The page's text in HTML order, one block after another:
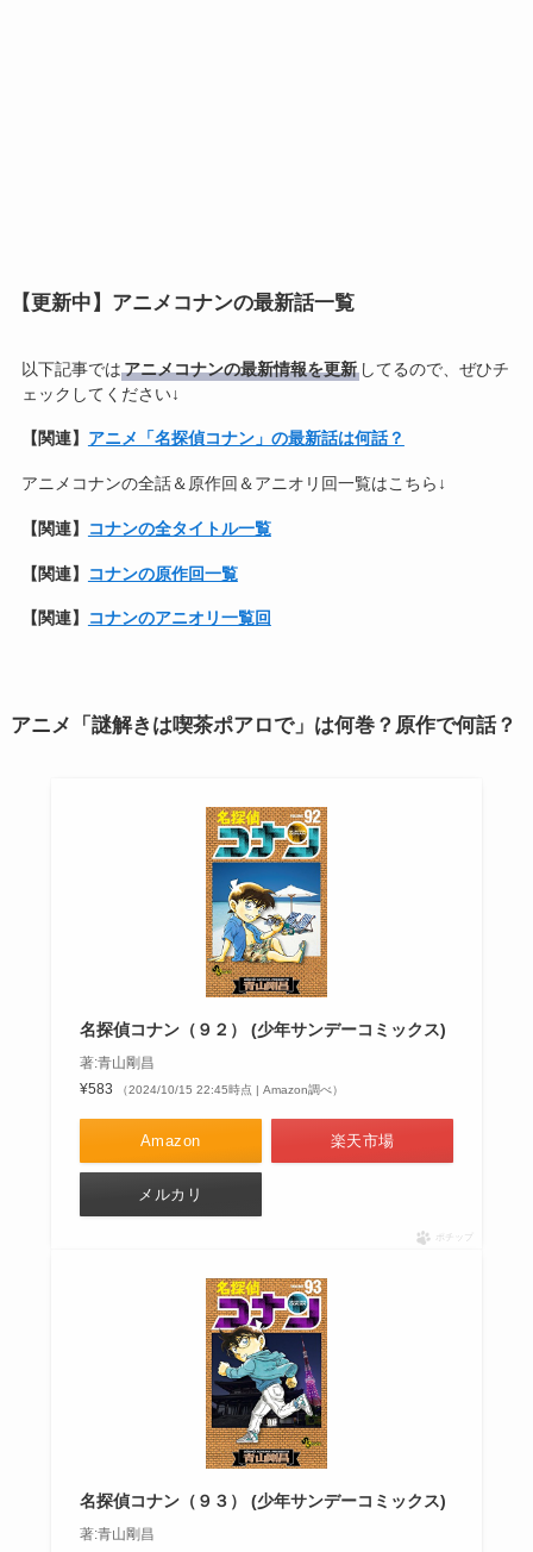
【更新中】アニメコナンの最新話一覧
以下記事ではアニメコナンの最新情報を更新してるので、ぜひチ
ェックしてください↓
【関連】 アニメ「名探偵コナン」の最新話は何話？
アニメコナンの全話＆原作回＆アニオリ回一覧はこちら↓
【関連】 コナンの全タイトル一覧
【関連】 コナンの原作回一覧
【関連】 コナンのアニオリ一覧回
アニメ「謎解きは喫茶ポアロで」は何巻？原作で何話？
名探偵コナン（９２） (少年サンデーコミックス)
著:青山剛昌
¥583
（2024/10/15 22:45時点 | Amazon調べ）
Amazon 楽天市場
メルカリ
ポチップ
名探偵コナン（９３） (少年サンデーコミックス)
著:青山剛昌